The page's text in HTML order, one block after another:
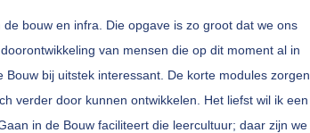
bouw en infra. Die opgave is zo groot dat we ons
van mensen die op dit moment al in
bij uitstek interessant. De korte modules zorgen
verder door kunnen ontwikkelen. Het liefst wil ik een
in de Bouw faciliteert die leercultuur; daar zijn we